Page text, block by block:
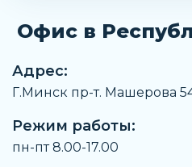
Артикул
Производитель
Camozzi
Максимальное
25 бар
Офис в
Адрес:
Г.Минск пр-т. Машерова
Режим работы:
пн-пт 8.00-17.00